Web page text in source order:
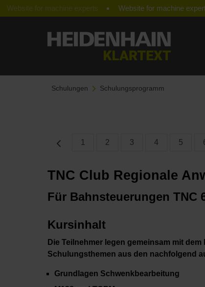
Website for machine
Schulungen Schulungsprogramm
1 2 3 4 5
TNC Club Regionale
Für Bahnsteuerungen TNC
Kursinhalt
Die Teilnehmer legen gemeinsam mit
Schulungsthemen aus den nachfolgend
Grundlagen Schwenkbearbeitung